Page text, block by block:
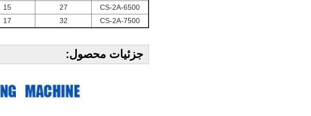
CS-2A-6500
27
15
CS-2A-7500
32
17
جزئیات محصول: